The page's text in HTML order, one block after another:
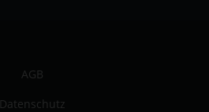
AGB
Datenschutz